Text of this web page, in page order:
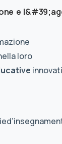
e
loro